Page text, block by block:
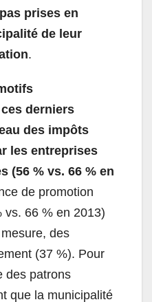
prises en
de leur
.
derniers
des impôts
les entreprises
(56 % vs. 66 % en
de promotion
vs. 66 % en 2013)
des
(37 %). Pour
des patrons
que la municipalité